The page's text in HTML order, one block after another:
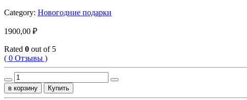
Category: Новогодние подарки
1900,00 ₽
Rated 0 out of 5
( 0 Отзывы )
Набор
"Год
Лошади"
в корзину Купить